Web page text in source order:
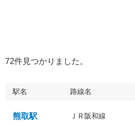
72件見つかりました。
駅名 路線名
熊取駅 ＪＲ阪和線